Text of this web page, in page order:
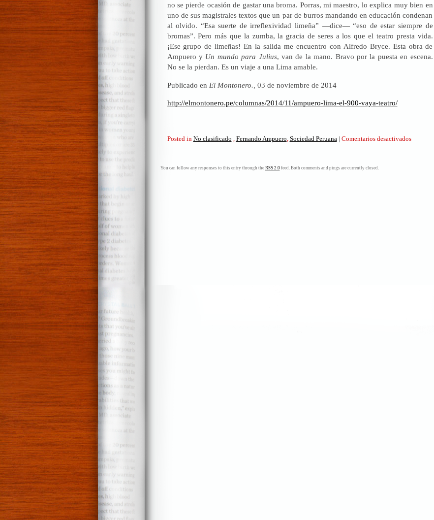
no se pierde ocasión de gastar una broma. Porras, mi maestro, lo explica muy bien en
uno de sus magistrales textos que un par de burros mandando en educación condenan
al olvido. “Esa suerte de irreflexividad limeña” —dice— “eso de estar siempre de
bromas”. Pero más que la zumba, la gracia de seres a los que el teatro presta vida.
¡Ese grupo de limeñas! En la salida me encuentro con Alfredo Bryce. Esta obra de
Ampuero y Un mundo para Julius, van de la mano. Bravo por la puesta en escena.
No se la pierdan. Es un viaje a una Lima amable.
Publicado en El Montonero., 03 de noviembre de 2014
http://elmontonero.pe/columnas/2014/11/ampuero-lima-el-900-vaya-teatro/
Posted in No clasificado Fernando Ampuero Sociedad Peruana | Comentarios desactivadosen
You can follow any responses to this entry through the RSS 2.0feed. Both comments and pings are currently closed.